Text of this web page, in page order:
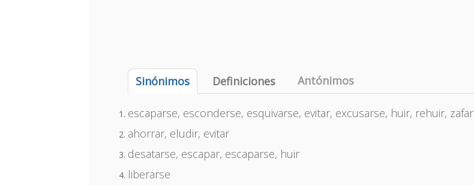
Sinónimos Definiciones Antónimos
escaparse, esconderse, esquivarse, evitar, excusarse, huir, rehuir, zafar
ahorrar, eludir, evitar
desatarse, escapar, escaparse, huir
liberarse